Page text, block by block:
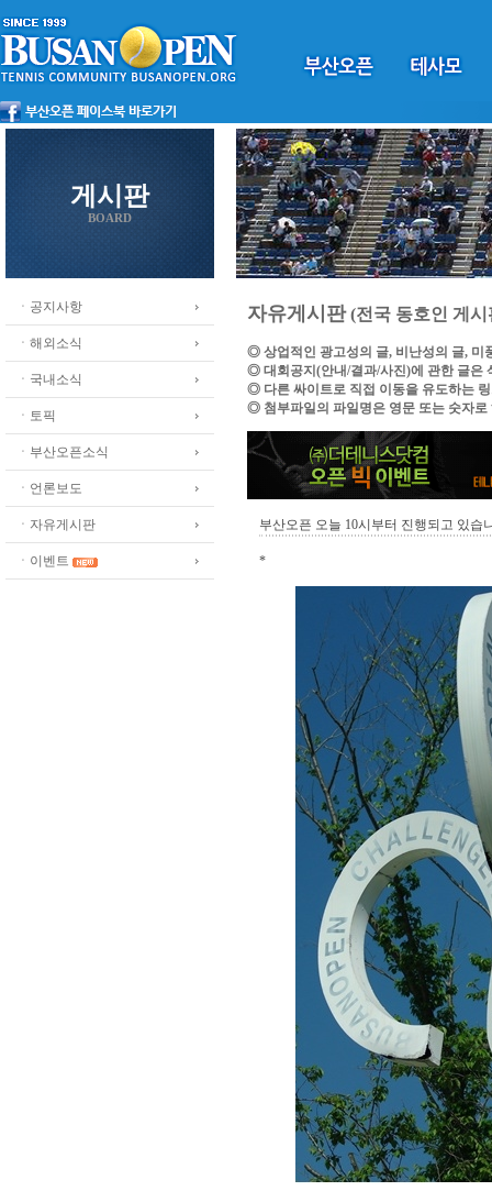
게시판
BOARD
ㆍ공지사항
ㆍ해외소식
ㆍ국내소식
ㆍ토픽
ㆍ부산오픈소식
ㆍ언론보도
ㆍ자유게시판
ㆍ이벤트
자유게시판(전국 동호인 게시
◎ 상업적인 광고성의 글, 비난성의 글, 미
◎ 대회공지(안내/결과/사진)에 관한 글은
◎ 다른 싸이트로 직접 이동을 유도하는
◎ 첨부파일의 파일명은 영문 또는 숫자로
부산오픈 오늘 10시부터 진행되고 있습
*